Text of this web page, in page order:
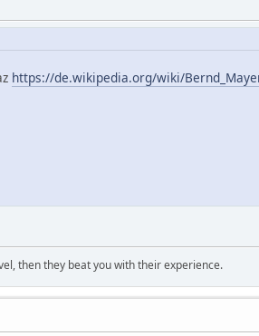
https://de.wikipedia.org/wiki/
then they beat you with their experience.